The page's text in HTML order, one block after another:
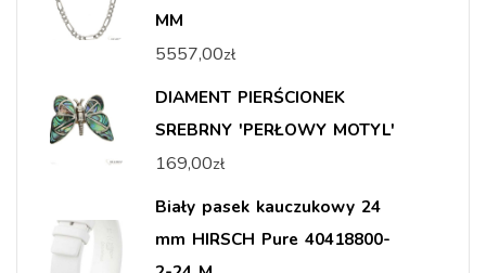
MM
5557,00zł
DIAMENT PIERŚCIONEK
SREBRNY 'PERŁOWY MOTYL'
169,00zł
Biały pasek kauczukowy 24
mm HIRSCH Pure 40418800-